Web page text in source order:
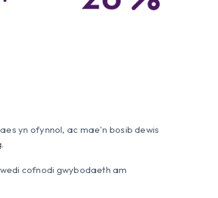
yn ofynnol, ac mae'n bosib dewis
cofnodi gwybodaeth am